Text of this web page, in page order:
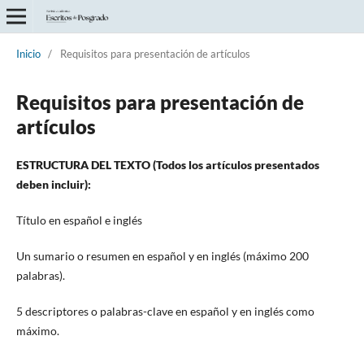
Inicio / Requisitos para presentación de artículos
Requisitos para presentación de
artículos
ESTRUCTURA DEL TEXTO (Todos los artículos presentados
deben incluir):
Título en español e inglés
Un sumario o resumen en español y en inglés (máximo 200
palabras).
5 descriptores o palabras-clave en español y en inglés como
máximo.